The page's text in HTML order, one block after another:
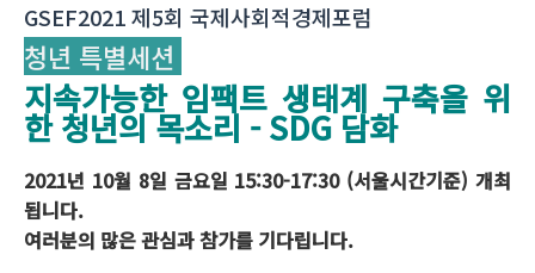
GSEF2021 제5회 국제사회적경제포럼
청년 특별세션
지속가능한 임팩트 생태계 구축을 위
한 청년의 목소리 - SDG 담화
2021년 10월 8일 금요일 15:30-17:30 (서울시간기준) 개최
됩니다.
여러분의 많은 관심과 참가를 기다립니다.